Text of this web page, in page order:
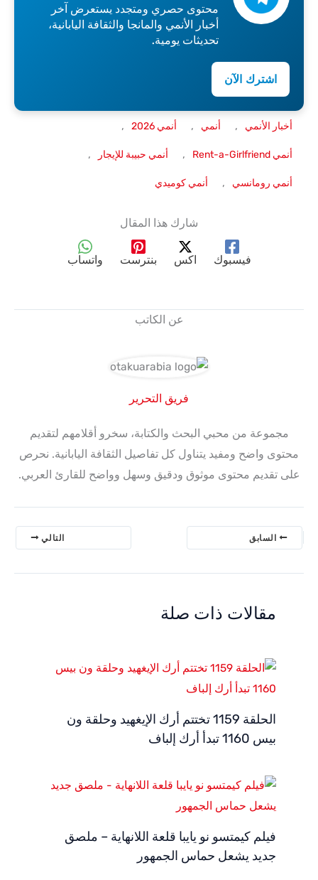
محتوى حصري ومتجدد يستعرض آخر
أخبار الأنمي والمانجا والثقافة اليابانية،
تحديثات يومية.
اشترك الآن
أخبار الأنمي , أنمي , أنمي 2026 ,
أنمي Rent-a-Girlfriend , أنمي حبيبة للإيجار ,
أنمي رومانسي , أنمي كوميدي
شارك هذا المقال
فيسبوك اكس بنترست واتساب
عن الكاتب
فريق التحرير
مجموعة من محبي البحث والكتابة، سخرو أقلامهم لتقديم
محتوى واضح ومفيد يتناول كل تفاصيل الثقافة اليابانية. نحرص
على تقديم محتوى موثوق ودقيق وسهل وواضح للقارئ العربي.
السابق التالي
مقالات ذات صلة
الحلقة 1159 تختتم أرك الإيغهيد وحلقة ون
بيس 1160 تبدأ أرك إلباف
فيلم كيمتسو نو يايبا قلعة اللانهاية – ملصق
جديد يشعل حماس الجمهور